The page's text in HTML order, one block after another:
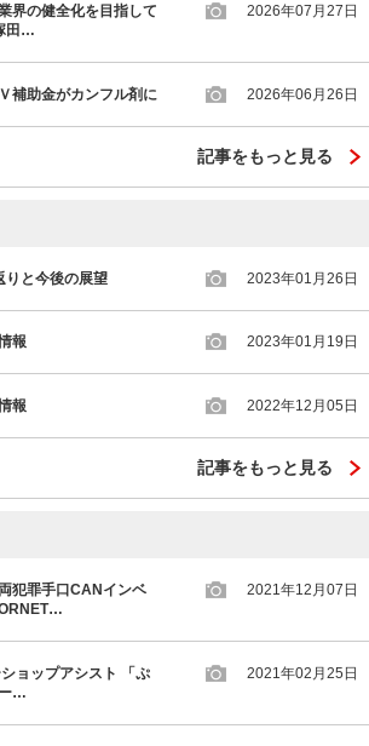
界の健全化を目指して
田…
2026年07月27日
補助金がカンフル剤に 2026年06月26日
記事をもっと見る
りと今後の展望 2023年01月26日
報 2023年01月19日
報 2022年12月05日
記事をもっと見る
犯罪手口CANインベ
2021年12月07日
ョップアシスト 「ぷ
…
2021年02月25日